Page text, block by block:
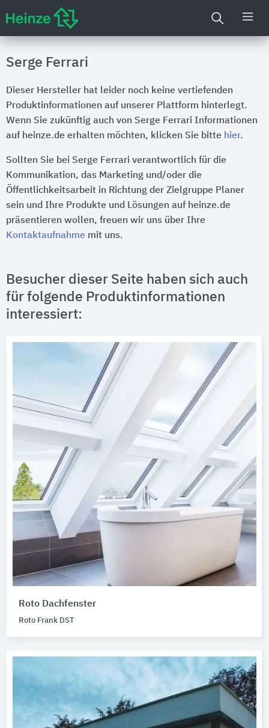
Serge Ferrari
Dieser Hersteller hat leider noch keine vertiefenden
Produktinformationen auf unserer Plattform hinterlegt.
Wenn Sie zukünftig auch von Serge Ferrari Informationen
auf heinze.de erhalten möchten, klicken Sie bitte hier.
Sollten Sie bei Serge Ferrari verantwortlich für die
Kommunikation, das Marketing und/oder die
Öffentlichkeitsarbeit in Richtung der Zielgruppe Planer
sein und Ihre Produkte und Lösungen auf heinze.de
präsentieren wollen, freuen wir uns über Ihre
Kontaktaufnahme mit uns.
Besucher dieser Seite haben sich auch
für folgende Produktinformationen
interessiert:
Roto Dachfenster
Roto Frank DST